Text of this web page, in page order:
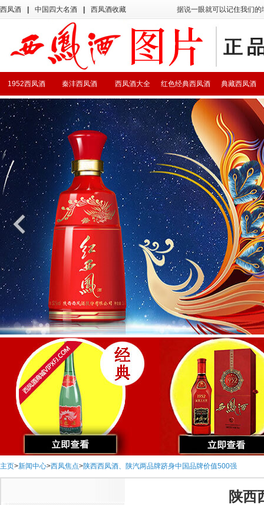
西凤酒 中国四大名酒 西凤酒收藏 据说一眼就可以记住我们
典藏西凤酒
红色经典西凤酒
西凤酒大全
秦沣西凤酒
1952西凤酒
主页>新闻中心>西凤焦点>陕西西凤酒、陕汽两品牌跻身中国品牌价值500强
陕西